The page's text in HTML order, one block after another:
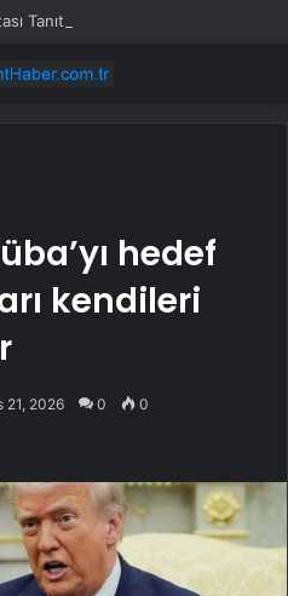
Tanıtımı
hedef
kendileri
21, 2026 0 0